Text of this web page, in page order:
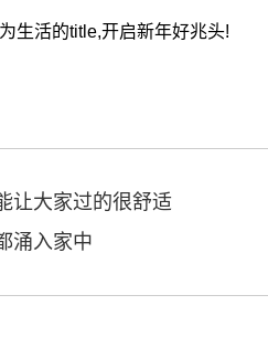
生活的title,开启新年好兆头!
让大家过的很舒适
涌入家中